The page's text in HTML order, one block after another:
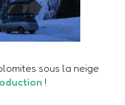
sous la neige
!